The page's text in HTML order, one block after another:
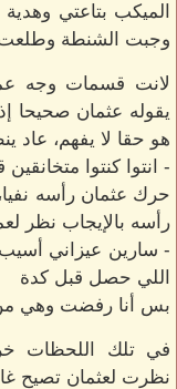
الميكب بتاعتي
وجبت الشنطة وطلعت
لانت قسمات وجه
يقوله عثمان صحيحا
هو حقا لا يفهم، عاد
- انتوا كنتوا متخانقين
حرك عثمان رأسه
رأسه بالإيجاب نظر
- سارين عيزاني
اللي حصل قبل كدة
بس أنا رفضت وهي
في تلك اللحظات
نظرت لعثمان تصيح